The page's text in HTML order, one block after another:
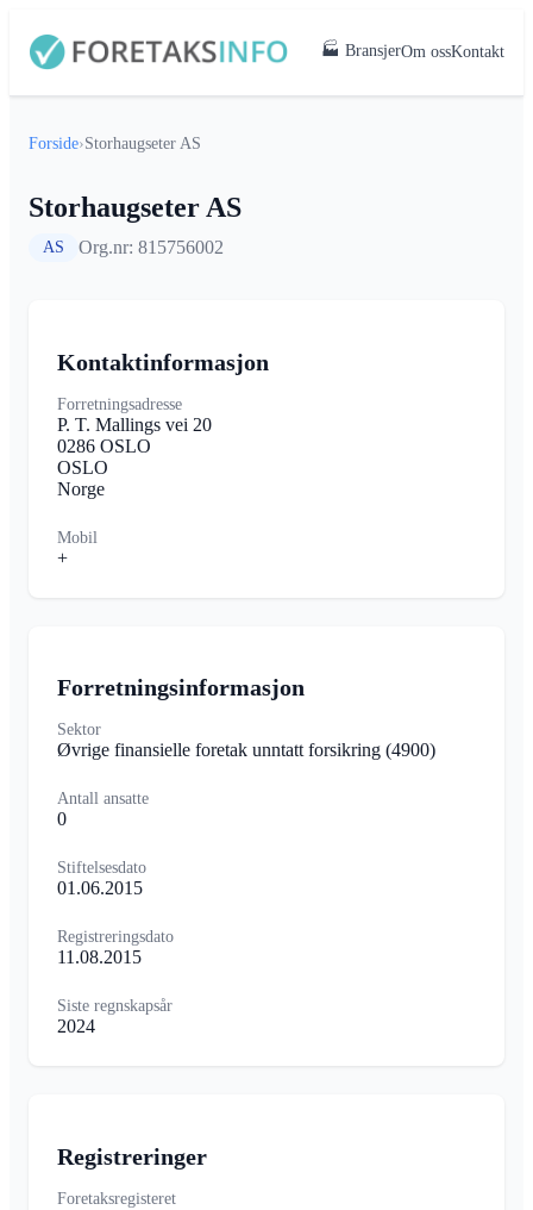
🏭 BransjerOm ossKontakt
Forside›Storhaugseter AS
Storhaugseter AS
AS Org.nr: 815756002
Kontaktinformasjon
Forretningsadresse
P. T. Mallings vei 20
0286 OSLO
OSLO
Norge
Mobil
+
Forretningsinformasjon
Sektor
Øvrige finansielle foretak unntatt forsikring (4900)
Antall ansatte
0
Stiftelsesdato
01.06.2015
Registreringsdato
11.08.2015
Siste regnskapsår
2024
Registreringer
Foretaksregisteret